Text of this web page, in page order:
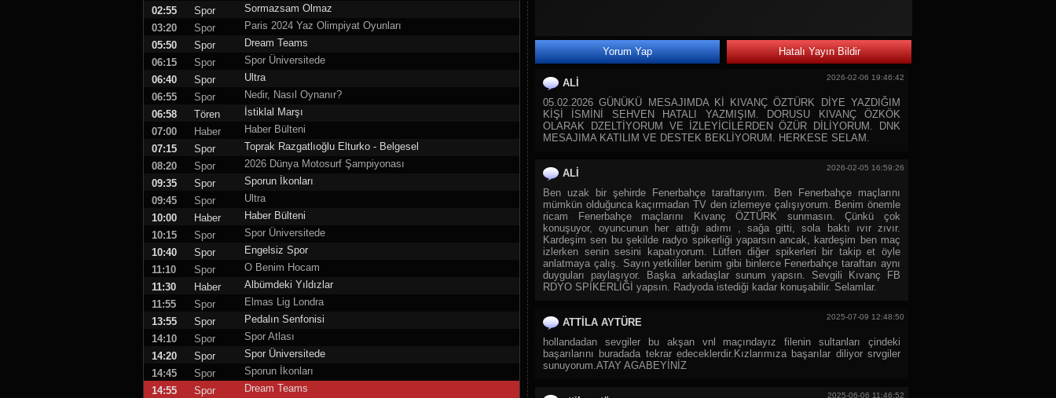
28.TRT Spor Yıldız
29.
TJK TV
31. Tay Tv
32.TLC
34.
35.TGRT Belgesel
36.Yaban TV
37.CGTN Documentary
38. TRT Çocuk
39.Cartoon Network
40.Diyanet Çocuk
43.Spacetoon Kids TV
44.Minika Go
02:55
Spor
Sormazsam Olmaz
03:20
Spor
Paris 2024 Yaz Olimpiyat Oyunları
05:50
Spor
Dream Teams
06:15
Spor
Spor Üniversitede
06:40
Spor
Ultra
06:55
Spor
Nedir, Nasıl Oynanır?
06:58
Tören
İstiklal Marşı
07:00
Haber
Haber Bülteni
07:15
Spor
Toprak Razgatlıoğlu Elturko - Belgesel
08:20
Spor
2026 Dünya Motosurf Şampiyonası
09:35
Spor
Sporun İkonları
09:45
Spor
Ultra
10:00
Haber
Haber Bülteni
10:15
Spor
Spor Üniversitede
10:40
Spor
Engelsiz Spor
11:10
Spor
O Benim Hocam
11:30
Haber
Albümdeki Yıldızlar
11:55
Spor
Elmas Lig Londra
13:55
Spor
Pedalın Senfonisi
14:10
Spor
Spor Atlası
14:20
Spor
Spor Üniversitede
14:45
Spor
Sporun İkonları
14:55
Spor
Dream Teams
Yorum Yap Hatalı Yayın Bildir
ALİ 2026-02-06 19:46:42
05.02.2026 GÜNÜKÜ MESAJIMDA Kİ KIVANÇ ÖZTÜRK DİYE YAZDIĞIM
KİŞİ İSMİNİ SEHVEN HATALI YAZMIŞIM. DORUSU KIVANÇ ÖZKÖK
OLARAK DZELTİYORUM VE İZLEYİCİLERDEN ÖZÜR DİLİYORUM. DNK
MESAJIMA KATILIM VE DESTEK BEKLİYORUM. HERKESE SELAM.
ALİ 2026-02-05 16:59:26
Ben uzak bir şehirde Fenerbahçe taraftarıyım. Ben Fenerbahçe maçlarını
mümkün olduğunca kaçırmadan TV den izlemeye çalışıyorum. Benim önemle
ricam Fenerbahçe maçlarını Kıvanç ÖZTÜRK sunmasın. Çünkü çok
konuşuyor, oyuncunun her attığı adımı , sağa gitti, sola baktı ıvır zıvır.
Kardeşim sen bu şekilde radyo spikerliği yaparsın ancak, kardeşim ben maç
izlerken senin sesini kapatıyorum. Lütfen diğer spikerleri bir takip et öyle
anlatmaya çalış. Sayın yetkililer benim gibi binlerce Fenerbahçe taraftarı aynı
duyguları paylaşıyor. Başka arkadaşlar sunum yapsın. Sevgili Kıvanç FB
RDYO SPİKERLİĞİ yapsın. Radyoda istediği kadar konuşabilir. Selamlar.
ATTİLA AYTÜRE 2025-07-09 12:48:50
hollandadan sevgiler bu akşan vnl maçındayız filenin sultanları çindeki
başarılarını buradada tekrar edeceklerdir.Kızlarımıza başarılar diliyor srvgiler
sunuyorum.ATAY AGABEYİNİZ
2025-06-06 11:46:52